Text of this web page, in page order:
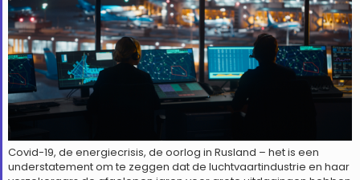
Covid-19, de energiecrisis, de oorlog in Rusland – het is een
understatement om te zeggen dat de luchtvaartindustrie en haar